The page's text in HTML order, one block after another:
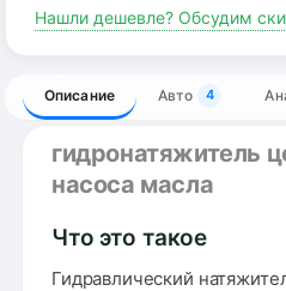
Нашли дешевле? Обсудим
Описание Авто 4
гидронатяжитель
насоса масла
Что это такое
Гидравлический